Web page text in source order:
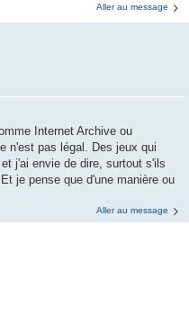
Aller au message
Internet Archive ou
n'est pas légal. Des jeux qui
j'ai envie de dire, surtout s'ils
je pense que d'une manière ou
Aller au message